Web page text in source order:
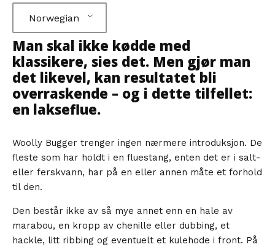
Norwegian
Man skal ikke kødde med
klassikere, sies det. Men gjør man
det likevel, kan resultatet bli
overraskende – og i dette tilfellet:
en lakseflue.
Woolly Bugger trenger ingen nærmere introduksjon. De
fleste som har holdt i en fluestang, enten det er i salt-
eller ferskvann, har på en eller annen måte et forhold
til den.
Den består ikke av så mye annet enn en hale av
marabou, en kropp av chenille eller dubbing, et
hackle, litt ribbing og eventuelt et kulehode i front. På